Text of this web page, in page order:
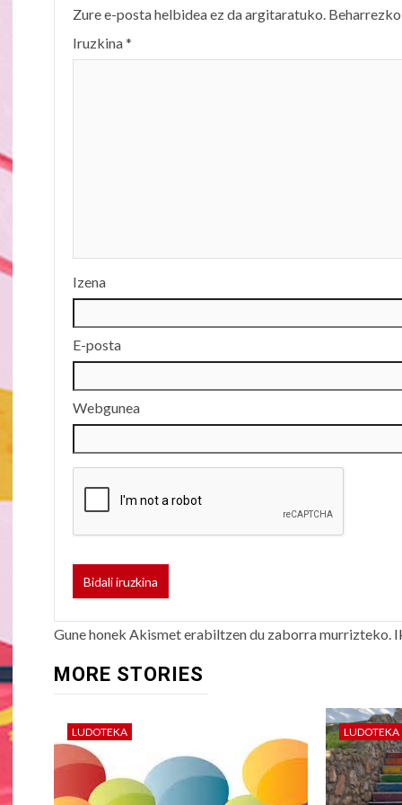
Zure e-posta helbidea ez da argitaratuko.
Iruzkina*
Izena
E-posta
Webgunea
Gune honek Akismet erabiltzen du zaborra murrizteko.
MORE STORIES
LUDOTEKA LUDOTEKA